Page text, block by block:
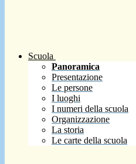
Scuola
Panoramica
Presentazione
Le persone
I luoghi
I numeri della scuola
Organizzazione
La storia
Le carte della scuola